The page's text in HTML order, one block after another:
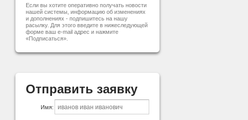
Если вы хотите оперативно получать новости
нашей системы, информацию об изменениях
и дополнениях - подпишитесь на нашу
расылку. Для этого введите в нижеследующей
форме ваш e-mail адрес и нажмите
«Подписаться».
Отправить заявку
Имя: